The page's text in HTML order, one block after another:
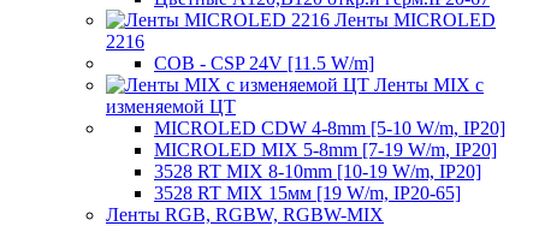
Ленты MICROLED
2216
COB - CSP 24V [11.5 W/m]
Ленты MIX с
изменяемой ЦТ
MICROLED CDW 4-8mm [5-10 W/m, IP20]
MICROLED MIX 5-8mm [7-19 W/m, IP20]
3528 RT MIX 8-10mm [10-19 W/m, IP20]
3528 RT MIX 15мм [19 W/m, IP20-65]
Ленты RGB, RGBW, RGBW-MIX